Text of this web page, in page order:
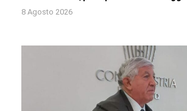
8 Agosto 2026